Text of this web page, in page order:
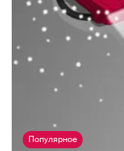
Популярное